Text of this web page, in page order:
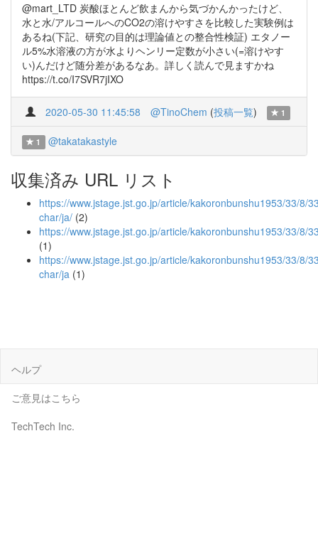
@mart_LTD 炭酸ほとんど飲まんから気づかんかったけど、
水と水/アルコールへのCO2の溶けやすさを比較した実験例は
あるね(下記、研究の目的は理論値との整合性検証) エタノー
ル5%水溶液の方が水よりヘンリー定数が小さい(=溶けやす
い)んだけど随分差があるなあ。詳しく読んで見ますかね
https://t.co/I7SVR7jIXO
2020-05-30 11:45:58 @TinoChem (投稿一覧) 1
1 @takatakastyle
収集済み URL リスト
https://www.jstage.jst.go.jp/article/kakoronbunshu1953/33/8/
char/ja/ (2)
https://www.jstage.jst.go.jp/article/kakoronbunshu1953/33/8/
(1)
https://www.jstage.jst.go.jp/article/kakoronbunshu1953/33/8/
char/ja (1)
ヘルプ
ご意見はこちら
TechTech Inc.